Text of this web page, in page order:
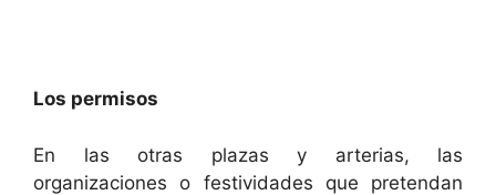
Los permisos
En las otras plazas y arterias, las
organizaciones o festividades que pretendan